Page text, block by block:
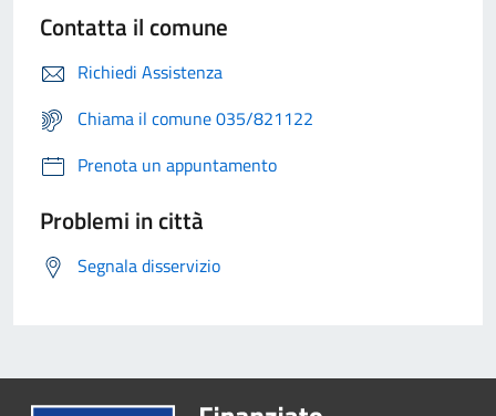
Contatta il comune
Richiedi Assistenza
Chiama il comune 035/821122
Prenota un appuntamento
Problemi in città
Segnala disservizio